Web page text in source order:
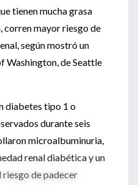
tienen mucha grasa
corren mayor riesgo de
según mostró un
Washington, de Seattle
diabetes tipo 1 o
durante seis
microalbuminuria,
renal diabética y un
de padecer